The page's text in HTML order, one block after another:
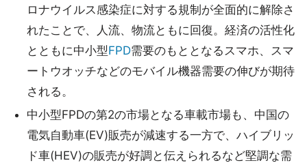
ロナウイルス感染症に対する規制が全面的に解除さ
れたことで、人流、物流ともに回復。経済の活性化
とともに中小型FPD需要のもととなるスマホ、スマ
ートウオッチなどのモバイル機器需要の伸びが期待
される。
中小型FPDの第2の市場となる車載市場も、中国の
電気自動車(EV)販売が減速する一方で、ハイブリッ
ド車(HEV)の販売が好調と伝えられるなど堅調な需